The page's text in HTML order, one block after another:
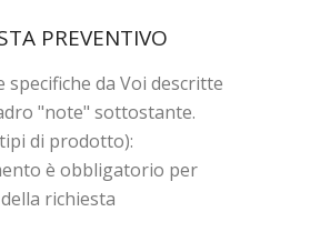
PREVENTIVO
specifiche da Voi descritte
"note" sottostante.
di prodotto):
è obbligatorio per
richiesta